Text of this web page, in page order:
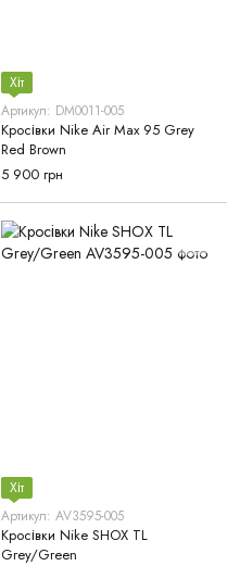
Хіт
Артикул: DM0011-005
Кросівки Nike Air Max 95 Grey
Red Brown
5 900 грн
Хіт
Артикул: AV3595-005
Кросівки Nike SHOX TL
Grey/Green